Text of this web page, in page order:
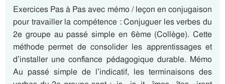
Exercices Pas à Pas avec mémo / leçon en conjugaison
pour travailler la compétence : Conjuguer les verbes du
2e groupe au passé simple en 6ème (Collège). Cette
méthode permet de consolider les apprentissages et
d’installer une confiance pédagogique durable. Mémo
Au passé simple de l’indicatif, les terminaisons des